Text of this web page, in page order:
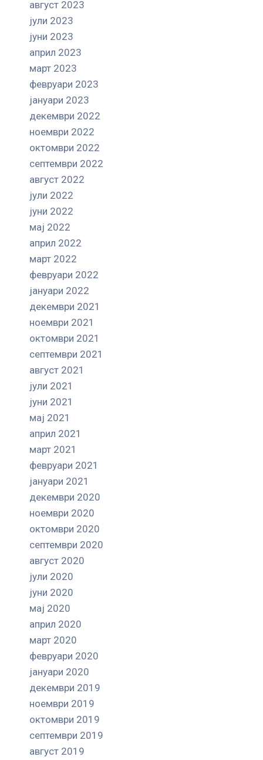
август 2023
јули 2023
јуни 2023
април 2023
март 2023
февруари 2023
јануари 2023
декември 2022
ноември 2022
октомври 2022
септември 2022
август 2022
јули 2022
јуни 2022
мај 2022
април 2022
март 2022
февруари 2022
јануари 2022
декември 2021
ноември 2021
октомври 2021
септември 2021
август 2021
јули 2021
јуни 2021
мај 2021
април 2021
март 2021
февруари 2021
јануари 2021
декември 2020
ноември 2020
октомври 2020
септември 2020
август 2020
јули 2020
јуни 2020
мај 2020
април 2020
март 2020
февруари 2020
јануари 2020
декември 2019
ноември 2019
октомври 2019
септември 2019
август 2019